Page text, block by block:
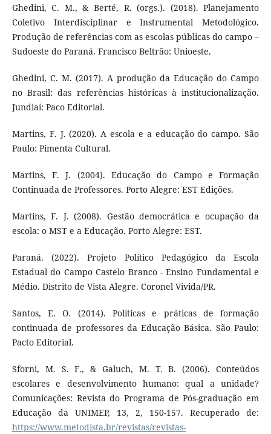
Ghedini, C. M., & Berté, R. (orgs.). (2018). Planejamento
Coletivo Interdisciplinar e Instrumental Metodológico.
Produção de referências com as escolas públicas do campo –
Sudoeste do Paraná. Francisco Beltrão: Unioeste.
Ghedini, C. M. (2017). A produção da Educação do Campo
no Brasil: das referências históricas à institucionalização.
Jundiaí: Paco Editorial.
Martins, F. J. (2020). A escola e a educação do campo. São
Paulo: Pimenta Cultural.
Martins, F. J. (2004). Educação do Campo e Formação
Continuada de Professores. Porto Alegre: EST Edições.
Martins, F. J. (2008). Gestão democrática e ocupação da
escola: o MST e a Educação. Porto Alegre: EST.
Paraná. (2022). Projeto Político Pedagógico da Escola
Estadual do Campo Castelo Branco - Ensino Fundamental e
Médio. Distrito de Vista Alegre. Coronel Vivida/PR.
Santos, E. O. (2014). Políticas e práticas de formação
continuada de professores da Educação Básica. São Paulo:
Pacto Editorial.
Sforni, M. S. F., & Galuch, M. T. B. (2006). Conteúdos
escolares e desenvolvimento humano: qual a unidade?
Comunicações: Revista do Programa de Pós-graduação em
Educação da UNIMEP, 13, 2, 150-157. Recuperado de:
https://www.metodista.br/revistas/revistas-